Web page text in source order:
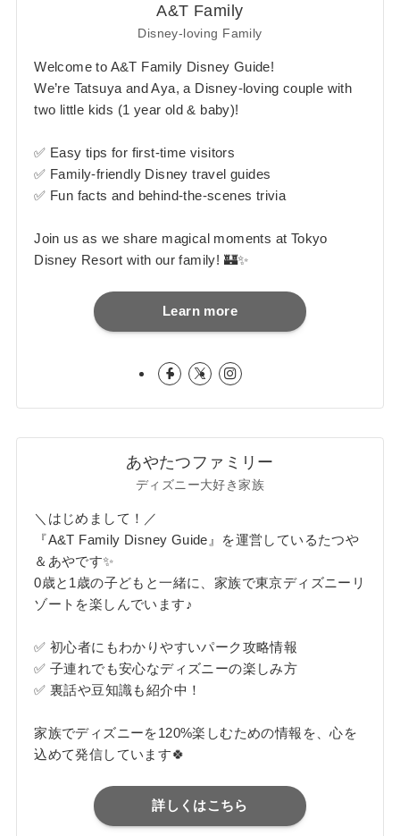
A&T Family
Disney-loving Family
Welcome to A&T Family Disney Guide!
We’re Tatsuya and Aya, a Disney-loving couple with
two little kids (1 year old & baby)!
✅ Easy tips for first-time visitors
✅ Family-friendly Disney travel guides
✅ Fun facts and behind-the-scenes trivia
Join us as we share magical moments at Tokyo
Disney Resort with our family! 🏰✨
Learn more
あやたつファミリー
ディズニー大好き家族
＼はじめまして！／
『A&T Family Disney Guide』を運営しているたつや
＆あやです✨
0歳と1歳の子どもと一緒に、家族で東京ディズニーリ
ゾートを楽しんでいます♪
✅ 初心者にもわかりやすいパーク攻略情報
✅ 子連れでも安心なディズニーの楽しみ方
✅ 裏話や豆知識も紹介中！
家族でディズニーを120%楽しむための情報を、心を
込めて発信しています🍀
詳しくはこちら